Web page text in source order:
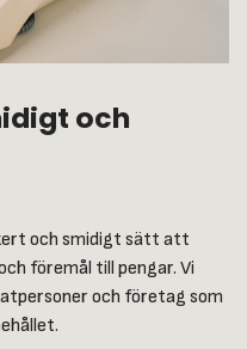
och
och smidigt sätt att
föremål till pengar. Vi
och företag som